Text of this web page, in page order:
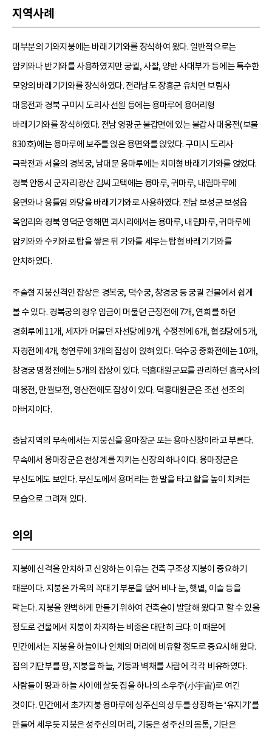
지역사례
대부분의 기와지붕에는 바래기기와를 장식하여 왔다. 일반적으로는
암키와나 반기와를 사용하였지만 궁궐, 사찰, 양반 사대부가 등에는 특수한
모양의 바래기기와를 장식하였다. 전라남도 장흥군 유치면 보림사
대웅전과 경북 구미시 도리사 선원 등에는 용마루에 용머리형
바래기기와를 장식하였다. 전남 영광군 불갑면에 있는 불갑사 대웅전(보물
830호)에는 용마루에 보주를 얹은 용면와를 얹었다. 구미시 도리사
극락전과 서울의 경복궁, 남대문 용마루에는 치미형 바래기기와를 얹었다.
경북 안동시 군자리 광산 김씨 고택에는 용마루, 귀마루, 내림마루에
용면와나 용틀임 와당을 바래기기와로 사용하였다. 전남 보성군 보성읍
옥암리와 경북 영덕군 영해면 괴시리에서는 용마루, 내림마루, 귀마루에
암키와와 수키와로 탑을 쌓은 뒤 기와를 세우는 탑형 바래기기와를
안치하였다.
주술형 지붕신격인 잡상은 경복궁, 덕수궁, 창경궁 등 궁궐 건물에서 쉽게
볼 수 있다. 경복궁의 경우 임금이 머물던 근정전에 7개, 연희를 하던
경회루에 11개, 세자가 머물던 자선당에 9개, 수정전에 6개, 협길당에 5개,
자경전에 4개, 청연루에 3개의 잡상이 얹혀 있다. 덕수궁 중화전에는 10개,
창경궁 명정전에는 5개의 잡상이 있다. 덕흥대원군묘를 관리하던 흥국사의
대웅전, 만월보전, 영산전에도 잡상이 있다. 덕흥대원군은 조선 선조의
아버지이다.
충남지역의 무속에서는 지붕신을 용마장군 또는 용마신장이라고 부른다.
무속에서 용마장군은 천상계를 지키는 신장의 하나이다. 용마장군은
무신도에도 보인다. 무신도에서 용머리는 한 말을 타고 활을 높이 치켜든
모습으로 그려져 있다.
의의
지붕에 신격을 안치하고 신앙하는 이유는 건축 구조상 지붕이 중요하기
때문이다. 지붕은 가옥의 꼭대기 부분을 덮어 비나 눈, 햇볕, 이슬 등을
막는다. 지붕을 완벽하게 만들기 위하여 건축술이 발달해 왔다고 할 수 있을
정도로 건물에서 지붕이 차지하는 비중은 대단히 크다. 이 때문에
민간에서는 지붕을 하늘이나 인체의 머리에 비유할 정도로 중요시해 왔다.
집의 기단부를 땅, 지붕을 하늘, 기둥과 벽채를 사람에 각각 비유하였다.
사람들이 땅과 하늘 사이에 살듯 집을 하나의 소우주(小宇宙)로 여긴
것이다. 민간에서 초가지붕 용마루에 성주신의 상투를 상징하는 ‘유지기’를
만들어 세우듯 지붕은 성주신의 머리, 기둥은 성주신의 몸통, 기단은